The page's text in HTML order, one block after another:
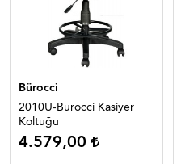
Bürocci
2010U-Bürocci Kasiyer
Koltuğu
4.579,00